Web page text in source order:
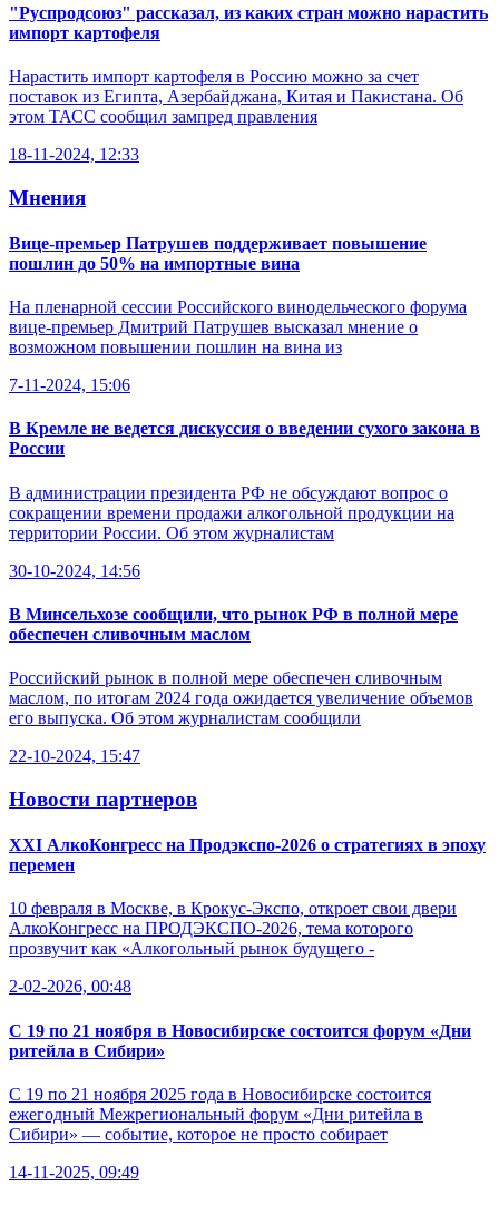
"Руспродсоюз" рассказал, из каких стран можно нарастить
импорт картофеля
Нарастить импорт картофеля в Россию можно за счет
поставок из Египта, Азербайджана, Китая и Пакистана. Об
этом ТАСС сообщил зампред правления
18-11-2024, 12:33
Мнения
Вице-премьер Патрушев поддерживает повышение
пошлин до 50% на импортные вина
На пленарной сессии Российского винодельческого форума
вице-премьер Дмитрий Патрушев высказал мнение о
возможном повышении пошлин на вина из
7-11-2024, 15:06
В Кремле не ведется дискуссия о введении сухого закона в
России
В администрации президента РФ не обсуждают вопрос о
сокращении времени продажи алкогольной продукции на
территории России. Об этом журналистам
30-10-2024, 14:56
В Минсельхозе сообщили, что рынок РФ в полной мере
обеспечен сливочным маслом
Российский рынок в полной мере обеспечен сливочным
маслом, по итогам 2024 года ожидается увеличение объемов
его выпуска. Об этом журналистам сообщили
22-10-2024, 15:47
Новости партнеров
XXI АлкоКонгресс на Продэкспо-2026 о стратегиях в эпоху
перемен
10 февраля в Москве, в Крокус-Экспо, откроет свои двери
АлкоКонгресс на ПРОДЭКСПО-2026, тема которого
прозвучит как «Алкогольный рынок будущего -
2-02-2026, 00:48
С 19 по 21 ноября в Новосибирске состоится форум «Дни
ритейла в Сибири»
С 19 по 21 ноября 2025 года в Новосибирске состоится
ежегодный Межрегиональный форум «Дни ритейла в
Сибири» — событие, которое не просто собирает
14-11-2025, 09:49